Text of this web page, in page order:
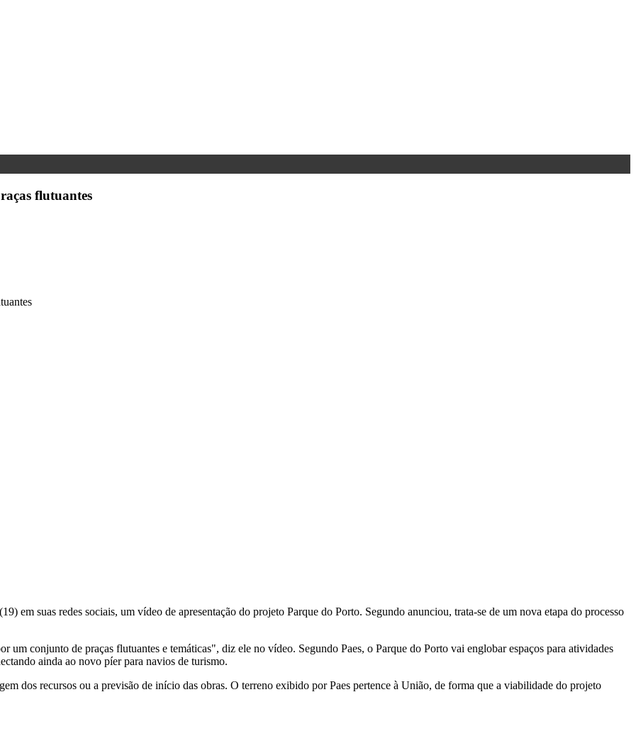
flutuantes
em suas redes sociais, um vídeo de apresentação do projeto Parque do Porto. Segundo anunciou, trata-se de um nova etapa do processo
um conjunto de praças flutuantes e temáticas", diz ele no vídeo. Segundo Paes, o Parque do Porto vai englobar espaços para atividades
ainda ao novo píer para navios de turismo.
dos recursos ou a previsão de início das obras. O terreno exibido por Paes pertence à União, de forma que a viabilidade do projeto